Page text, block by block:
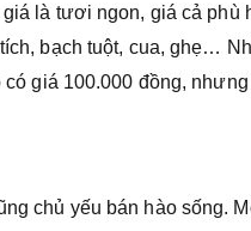
là tươi ngon, giá cả
bạch tuột, cua, ghẹ…
giá 100.000 đồng,
chủ yếu bán hào sống.